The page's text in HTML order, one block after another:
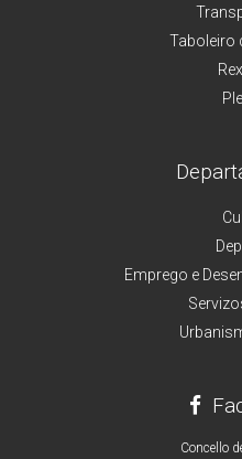
Taboleiro
Emprego e
Concello